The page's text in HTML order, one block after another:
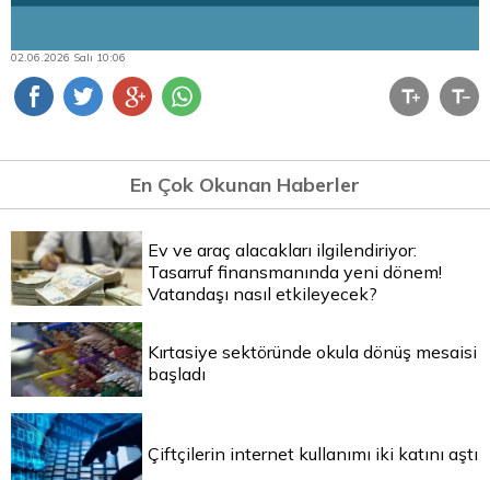
02.06.2026 Salı 10:06
En Çok Okunan Haberler
Ev ve araç alacakları ilgilendiriyor:
Tasarruf finansmanında yeni dönem!
Vatandaşı nasıl etkileyecek?
Kırtasiye sektöründe okula dönüş mesaisi
başladı
Çiftçilerin internet kullanımı iki katını aştı